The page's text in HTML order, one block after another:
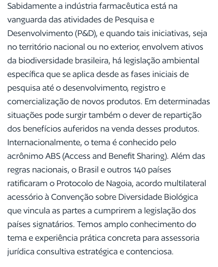
Sabidamente a indústria farmacêutica está na
vanguarda das atividades de Pesquisa e
Desenvolvimento (P&D), e quando tais iniciativas, seja
no território nacional ou no exterior, envolvem ativos
da biodiversidade brasileira, há legislação ambiental
específica que se aplica desde as fases iniciais de
pesquisa até o desenvolvimento, registro e
comercialização de novos produtos. Em determinadas
situações pode surgir também o dever de repartição
dos benefícios auferidos na venda desses produtos.
Internacionalmente, o tema é conhecido pelo
acrônimo ABS (Access and Benefit Sharing). Além das
regras nacionais, o Brasil e outros 140 países
ratificaram o Protocolo de Nagoia, acordo multilateral
acessório à Convenção sobre Diversidade Biológica
que vincula as partes a cumprirem a legislação dos
países signatários. Temos amplo conhecimento do
tema e experiência prática concreta para assessoria
jurídica consultiva estratégica e contenciosa.